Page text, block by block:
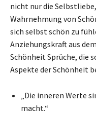
nicht nur die
Wahrnehmung von
sich selbst schön zu
Anziehungskraft aus
Schönheit Sprüche, die
Aspekte der Schönheit
„Die inneren Werte
macht.“